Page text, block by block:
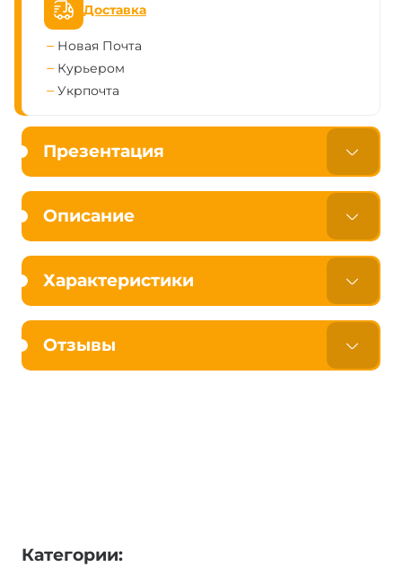
Доставка
Новая Почта
Курьером
Укрпочта
Презентация
Описание
Характеристики
Отзывы
Категории: